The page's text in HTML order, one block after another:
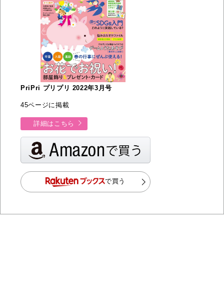
PriPri プリプリ 2022年3月号
45ページに掲載
詳細はこちら
で買う